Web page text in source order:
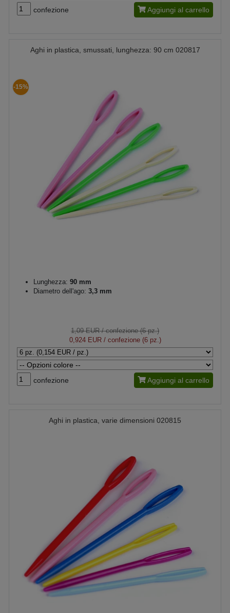
confezione Aggiungi al carrello
Aghi in plastica, smussati, lunghezza: 90 cm 020817
-15%
Lunghezza: 90 mm
Diametro dell'ago: 3,3 mm
1,09 EUR/ confezione (6 pz.)
0,924 EUR/ confezione (6 pz.)
confezione Aggiungi al carrello
Aghi in plastica, varie dimensioni 020815